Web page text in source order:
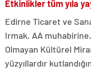
Etkinlikler tüm yıla
Edirne Ticaret ve
Irmak, AA
Olmayan Kültürel
yüzyıllardır